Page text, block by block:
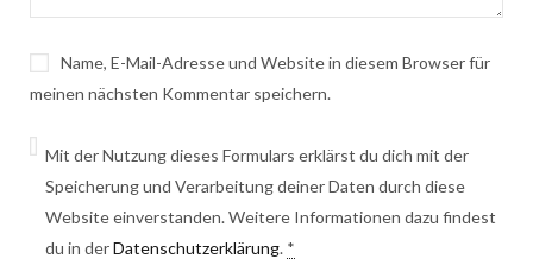
Name, E-Mail-Adresse und Website in diesem Browser für
meinen nächsten Kommentar speichern.
Mit der Nutzung dieses Formulars erklärst du dich mit der
Speicherung und Verarbeitung deiner Daten durch diese
Website einverstanden. Weitere Informationen dazu findest
du in derDatenschutzerklärung. *